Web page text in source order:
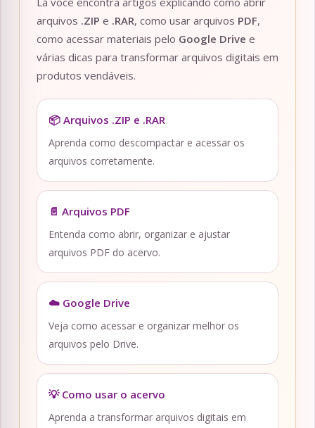
arquivos .ZIP e .RAR, como usar arquivos PDF,
como acessar materiais pelo Google Drive e
várias dicas para transformar arquivos digitais em
produtos vendáveis.
📦 Arquivos .ZIP e .RAR
Aprenda como descompactar e acessar os
arquivos corretamente.
📄 Arquivos PDF
Entenda como abrir, organizar e ajustar
arquivos PDF do acervo.
☁️ Google Drive
Veja como acessar e organizar melhor os
arquivos pelo Drive.
💡 Como usar o acervo
Aprenda a transformar arquivos digitais em